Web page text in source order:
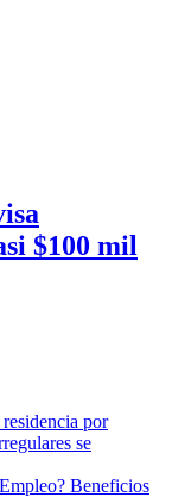
$100 mil
por
se
Beneficios